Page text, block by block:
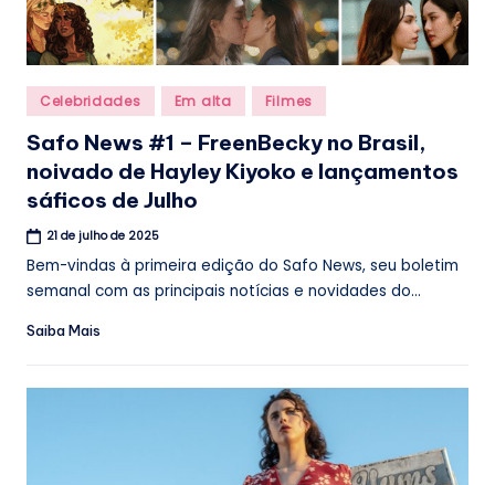
Posted
in
Celebridades Em alta Filmes
Safo News #1 – FreenBecky no Brasil,
noivado de Hayley Kiyoko e lançamentos
sáficos de Julho
21 de julho de 2025
Bem-vindas à primeira edição do Safo News, seu boletim
semanal com as principais notícias e novidades do...
Saiba Mais